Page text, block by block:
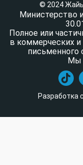
© 2024
Министерство
Полное или
в коммерческих и
письменного
Мы
Разработка